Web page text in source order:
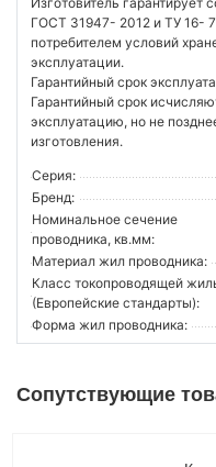
ГОСТ 31947- 2012 и ТУ 16-
потребителем условий
эксплуатации.
Гарантийный срок
Гарантийный срок
эксплуатацию, но не
изготовления.
Серия:
Бренд:
Номинальное сечение
проводника, кв.мм:
Материал жил проводника:
Класс токопроводящей
(Европейские стандарты):
Форма жил проводника:
Сопутствующие